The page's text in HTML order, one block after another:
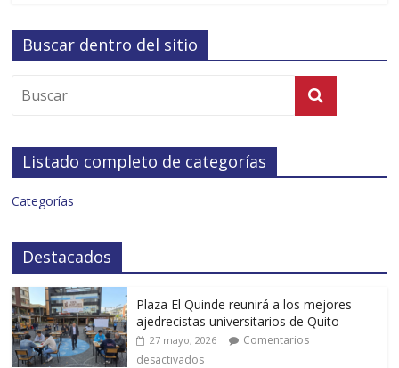
Buscar dentro del sitio
Listado completo de categorías
Categorías
Destacados
Plaza El Quinde reunirá a los mejores
ajedrecistas universitarios de Quito
27 mayo, 2026
Comentarios
desactivados